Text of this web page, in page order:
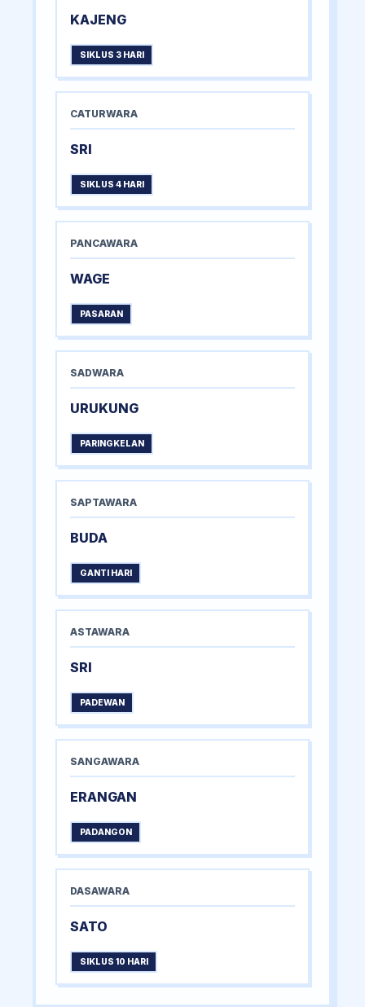
KAJENG
SIKLUS 3 HARI
CATURWARA
SRI
SIKLUS 4 HARI
PANCAWARA
WAGE
PASARAN
SADWARA
URUKUNG
PARINGKELAN
SAPTAWARA
BUDA
GANTI HARI
ASTAWARA
SRI
PADEWAN
SANGAWARA
ERANGAN
PADANGON
DASAWARA
SATO
SIKLUS 10 HARI